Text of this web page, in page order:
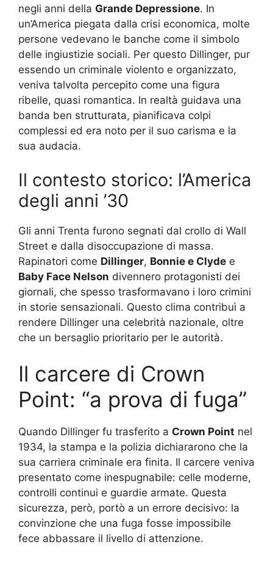
negli anni della Grande Depressione. In
un’America piegata dalla crisi economica, molte
persone vedevano le banche come il simbolo
delle ingiustizie sociali. Per questo Dillinger, pur
essendo un criminale violento e organizzato,
veniva talvolta percepito come una figura
ribelle, quasi romantica. In realtà guidava una
banda ben strutturata, pianificava colpi
complessi ed era noto per il suo carisma e la
sua audacia.
Il contesto storico: l’America
degli anni ’30
Gli anni Trenta furono segnati dal crollo di Wall
Street e dalla disoccupazione di massa.
Rapinatori come Dillinger, Bonnie e Clyde e
Baby Face Nelson divennero protagonisti dei
giornali, che spesso trasformavano i loro crimini
in storie sensazionali. Questo clima contribuì a
rendere Dillinger una celebrità nazionale, oltre
che un bersaglio prioritario per le autorità.
Il carcere di Crown
Point: “a prova di fuga”
Quando Dillinger fu trasferito a Crown Point nel
1934, la stampa e la polizia dichiararono che la
sua carriera criminale era finita. Il carcere veniva
presentato come inespugnabile: celle moderne,
controlli continui e guardie armate. Questa
sicurezza, però, portò a un errore decisivo: la
convinzione che una fuga fosse impossibile
fece abbassare il livello di attenzione.